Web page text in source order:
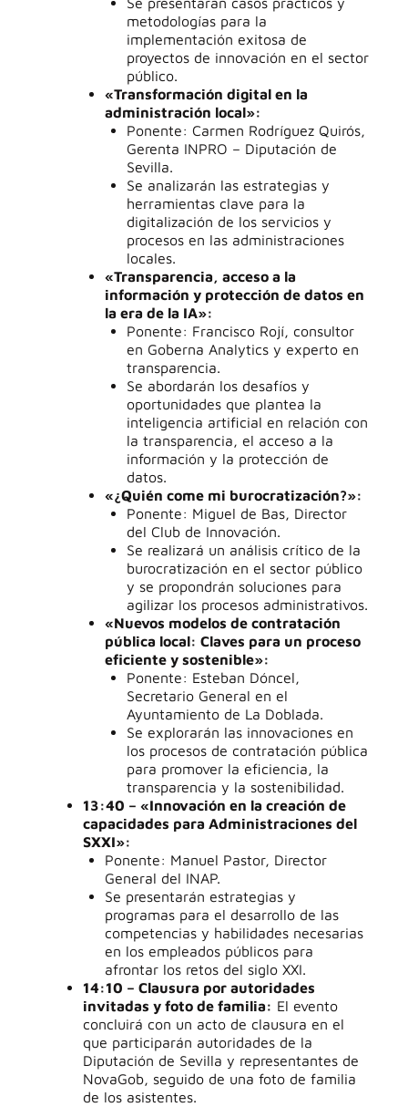
metodologías para la
implementación exitosa de
proyectos de innovación en el sector
público.
«Transformación digital en la
administración local»:
Ponente: Carmen Rodríguez Quirós,
Gerenta INPRO – Diputación de
Sevilla.
Se analizarán las estrategias y
herramientas clave para la
digitalización de los servicios y
procesos en las administraciones
locales.
«Transparencia, acceso a la
información y protección de datos en
la era de la IA»:
Ponente: Francisco Rojí, consultor
en Goberna Analytics y experto en
transparencia.
Se abordarán los desafíos y
oportunidades que plantea la
inteligencia artificial en relación con
la transparencia, el acceso a la
información y la protección de
datos.
«¿Quién come mi burocratización?»:
Ponente: Miguel de Bas, Director
del Club de Innovación.
Se realizará un análisis crítico de la
burocratización en el sector público
y se propondrán soluciones para
agilizar los procesos administrativos.
«Nuevos modelos de contratación
pública local: Claves para un proceso
eficiente y sostenible»:
Ponente: Esteban Dóncel,
Secretario General en el
Ayuntamiento de La Doblada.
Se explorarán las innovaciones en
los procesos de contratación pública
para promover la eficiencia, la
transparencia y la sostenibilidad.
13:40 – «Innovación en la creación de
capacidades para Administraciones del
SXXI»:
Ponente: Manuel Pastor, Director
General del INAP.
Se presentarán estrategias y
programas para el desarrollo de las
competencias y habilidades necesarias
en los empleados públicos para
afrontar los retos del siglo XXI.
14:10 – Clausura por autoridades
invitadas y foto de familia: El evento
concluirá con un acto de clausura en el
que participarán autoridades de la
Diputación de Sevilla y representantes de
NovaGob, seguido de una foto de familia
de los asistentes.